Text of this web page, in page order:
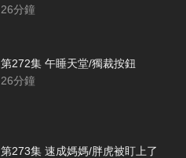
26分鐘
第272集 午睡天堂/獨裁按鈕
26分鐘
第273集 速成媽媽/胖虎被盯上了